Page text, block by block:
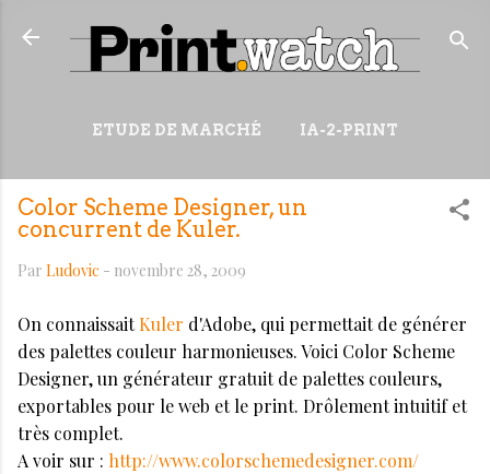
Accéder au contenu principal
ETUDE DE MARCHÉ IA-2-PRINT
PLUS… WIKI
Color Scheme Designer, un
concurrent de Kuler.
Par Ludovic - novembre 28, 2009
On connaissaitKuler d'Adobe, qui permettait de générer
des palettes couleur harmonieuses. Voici Color Scheme
Designer, un générateur gratuit de palettes couleurs,
exportables pour le web et le print. Drôlement intuitif et
très complet.
A voir sur : http://www.colorschemedesigner.com/